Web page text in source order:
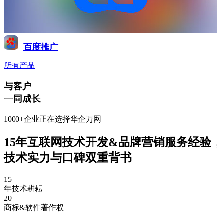
百度推广
所有产品
与客户
一同成长
1000+企业正在选择华企万网
15年互联网技术开发&品牌营销服务经验
技术实力与口碑双重背书
15+
年技术耕耘
20+
商标&软件著作权